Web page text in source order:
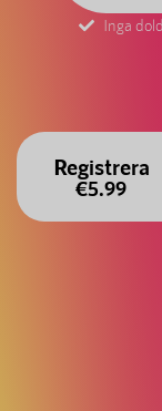
Inga
Registrera
€5.99